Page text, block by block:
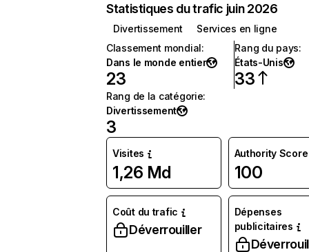
Statistiques du trafic juin 2026
Divertissement
Services en ligne
Classement mondial:
Dans le monde entier
23
Rang du pays:
États-Unis
33
Rang de la catégorie:
Divertissement
3
Visites
1,26 Md
Authority Score
100
Coût du trafic
Déverrouiller
Dépenses
publicitaires